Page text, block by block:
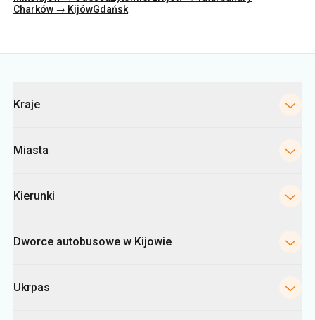
Kategorie